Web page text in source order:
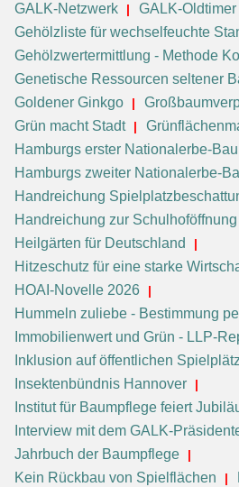
GALK-Netzwerk
GALK-Oldtimer
Gehölzliste für wechselfeuchte
Gehölzwertermittlung - Methode
Genetische Ressourcen seltener
Goldener Ginkgo
Grün macht Stadt
Hamburgs erster Nationalerbe-
Hamburgs zweiter Nationalerbe-
Handreichung
Handreichung zur Schulhoföffnung
Heilgärten für Deutschland
Hitzeschutz für eine starke
HOAI-Novelle 2026
Hummeln zuliebe - Bestimmung
Immobilienwert und Grün - LLP-
Inklusion auf öffentlichen
Insektenbündnis Hannover
Institut für Baumpflege feiert
Interview mit dem GALK-
Jahrbuch der Baumpflege
Kein Rückbau von Spielflächen